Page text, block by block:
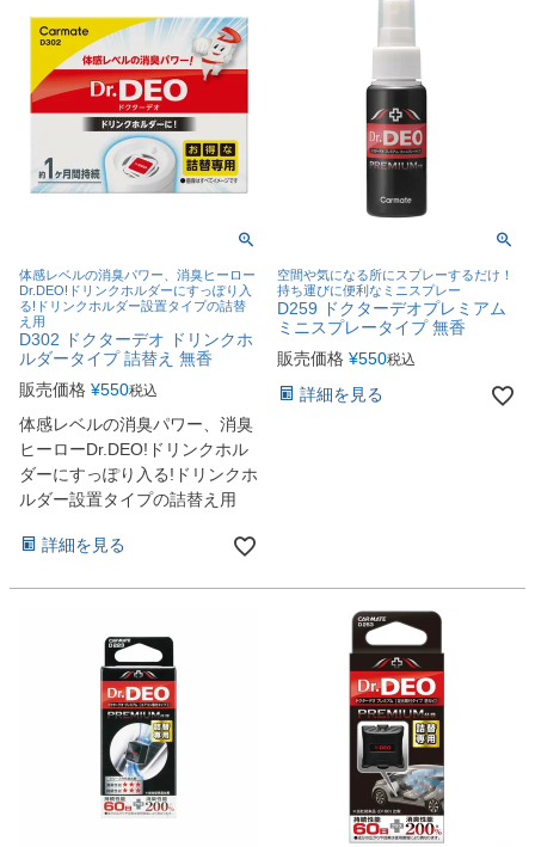
体感レベルの消臭パワー、消臭ヒーロー
Dr.DEO!ドリンクホルダーにすっぽり入
る!ドリンクホルダー設置タイプの詰替
え用
D302 ドクターデオ ドリンクホ
ルダータイプ 詰替え 無香
販売価格 ¥550税込
体感レベルの消臭パワー、消臭
ヒーローDr.DEO!ドリンクホル
ダーにすっぽり入る!ドリンクホ
ルダー設置タイプの詰替え用
詳細を見る
空間や気になる所にスプレーするだけ！
持ち運びに便利なミニスプレー
D259 ドクターデオプレミアム
ミニスプレータイプ 無香
販売価格 ¥550税込
詳細を見る